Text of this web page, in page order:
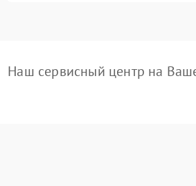
Наш сервисный центр на